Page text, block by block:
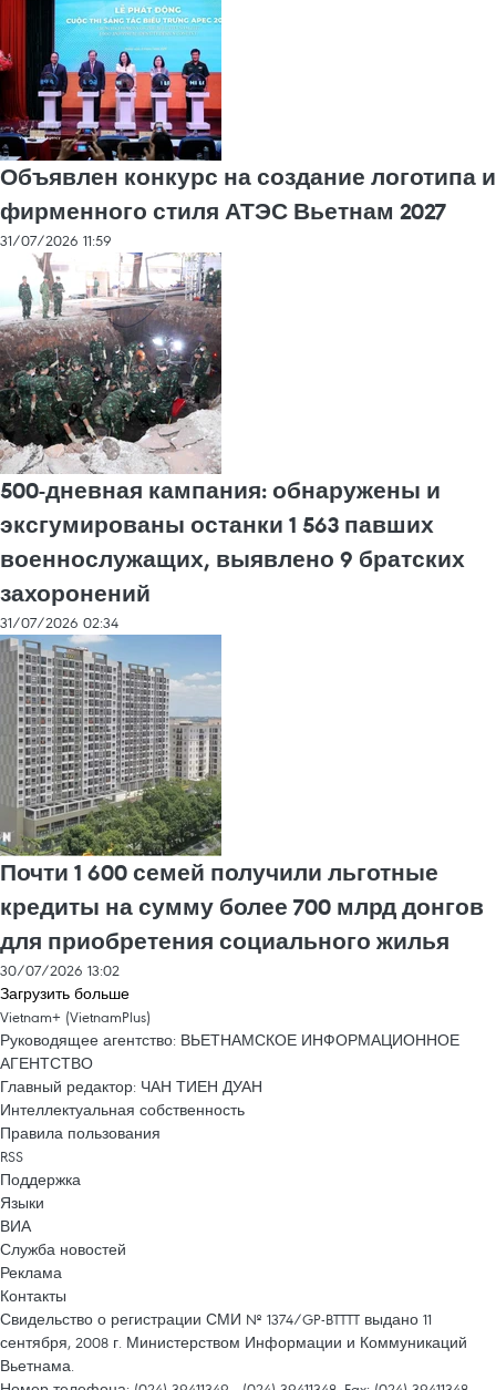
Объявлен конкурс на создание логотипа и
фирменного стиля АТЭС Вьетнам 2027
31/07/2026 11:59
500-дневная кампания: обнаружены и
эксгумированы останки 1 563 павших
военнослужащих, выявлено 9 братских
захоронений
31/07/2026 02:34
Почти 1 600 семей получили льготные
кредиты на сумму более 700 млрд донгов
для приобретения социального жилья
30/07/2026 13:02
Загрузить больше
Vietnam+ (VietnamPlus)
Руководящее агентство: ВЬЕТНАМСКОЕ ИНФОРМАЦИОННОЕ
АГЕНТСТВО
Главный редактор: ЧАН ТИЕН ДУАН
Интеллектуальная собственность
Правила пользования
RSS
Поддержка
Языки
ВИА
Служба новостей
Реклама
Контакты
Свидельство о регистрации СМИ № 1374/GP-BTTTT выдано 11
сентября, 2008 г. Министерством Информации и Коммуникаций
Вьетнама.